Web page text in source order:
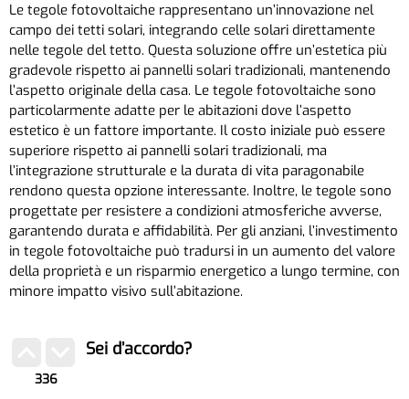
Le tegole fotovoltaiche rappresentano un’innovazione nel
campo dei tetti solari, integrando celle solari direttamente
nelle tegole del tetto. Questa soluzione offre un’estetica più
gradevole rispetto ai pannelli solari tradizionali, mantenendo
l’aspetto originale della casa. Le tegole fotovoltaiche sono
particolarmente adatte per le abitazioni dove l’aspetto
estetico è un fattore importante. Il costo iniziale può essere
superiore rispetto ai pannelli solari tradizionali, ma
l’integrazione strutturale e la durata di vita paragonabile
rendono questa opzione interessante. Inoltre, le tegole sono
progettate per resistere a condizioni atmosferiche avverse,
garantendo durata e affidabilità. Per gli anziani, l’investimento
in tegole fotovoltaiche può tradursi in un aumento del valore
della proprietà e un risparmio energetico a lungo termine, con
minore impatto visivo sull’abitazione.
336
Sei d’accordo?